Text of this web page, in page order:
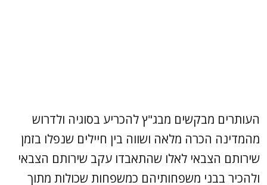
העותרים מבקשים מבג"ץ להכריע בסוגיה ולדרוש
מהמדינה הכרה מלאה ושווה בין חיילים שנפלו בזמן
שירותם הצבאי לאלו שהתאבדו עקב שירותם הצבאי
ולהכיר בבני משפחותיהם כמשפחות שכולות מתוך